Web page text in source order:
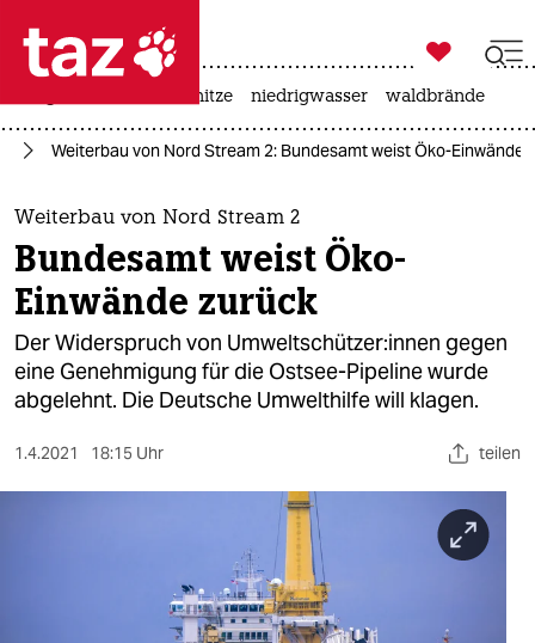
 taz zahl ich
taz zahl ich
themen
politik
öko
gesellschaft
sport

taz zahl ich
hitze niedrigwasser waldbrände
Weiterbau von Nord Stream 2: Bundesamt weist Öko-Einwände
Weiterbau von Nord Stream 2
Bundesamt weist Öko-
Einwände zurück
Der Widerspruch von Um­welt­schüt­ze­r:in­nen gegen
eine Genehmigung für die Ostsee-Pipeline wurde
abgelehnt. Die Deutsche Umwelthilfe will klagen.
1.4.2021 18:15 Uhr teilen